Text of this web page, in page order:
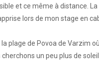
et ce même à distance.
lors de mon stage en
plage de Povoa de Varzim
un peu plus de soleil.